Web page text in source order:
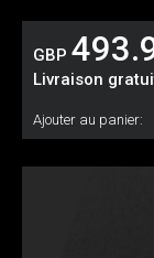
GBP
Livraison
Ajouter au panier: